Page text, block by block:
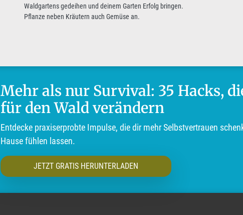
Waldgartens gedeihen und deinem Garten Erfolg bringen.
Pflanze neben Kräutern auch Gemüse an.
Mehr als nur Survival: 35 Hacks,
für den Wald verändern
Entdecke praxiserprobte Impulse, die dir mehr Selbstvertrauen
Hause fühlen lassen.
JETZT GRATIS HERUNTERLADEN